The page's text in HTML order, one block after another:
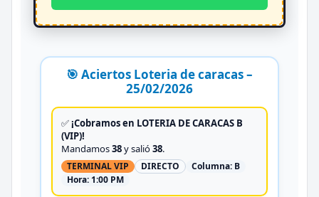
🎯 Aciertos Loteria de caracas –
25/02/2026
✅¡Cobramos en LOTERIA DE CARACAS B
(VIP)!
Mandamos38y salió38.
TERMINAL VIP DIRECTO Columna: B
Hora: 1:00 PM